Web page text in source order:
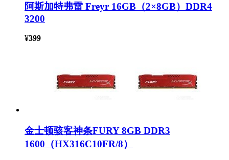
阿斯加特弗雷 Freyr 16GB（2×8GB）DDR4
3200
¥399
金士顿骇客神条FURY 8GB DDR3
1600（HX316C10FR/8）